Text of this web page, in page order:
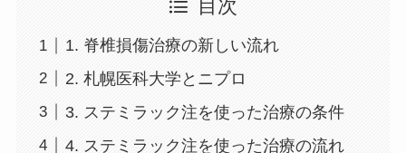
目次
1. 脊椎損傷治療の新しい流れ
2. 札幌医科大学とニプロ
3. ステミラック注を使った治療の条件
4. ステミラック注を使った治療の流れ